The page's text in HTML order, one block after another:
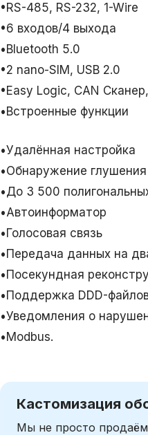
•RS-485, RS-232, 1-Wire
•6 входов/4 выхода
•Bluetooth 5.0
•2 nano-SIM, USB 2.0
•Easy Logic, CAN
•Встроенные функции
•Удалённая настройка
•Обнаружение глушения
•До 3 500
•Автоинформатор
•Голосовая связь
•Передача данных на
•Посекундная
•Поддержка DDD-
•Уведомления о
•Modbus.
Кастомизация
Мы не просто